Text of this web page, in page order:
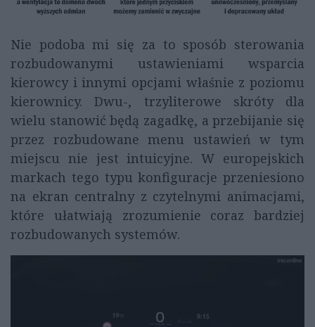
Nie podoba mi się za to sposób sterowania
rozbudowanymi ustawieniami wsparcia
kierowcy i innymi opcjami właśnie z poziomu
kierownicy. Dwu-, trzyliterowe skróty dla
wielu stanowić będą zagadkę, a przebijanie się
przez rozbudowane menu ustawień w tym
miejscu nie jest intuicyjne. W europejskich
markach tego typu konfiguracje przeniesiono
na ekran centralny z czytelnymi animacjami,
które ułatwiają zrozumienie coraz bardziej
rozbudowanych systemów.